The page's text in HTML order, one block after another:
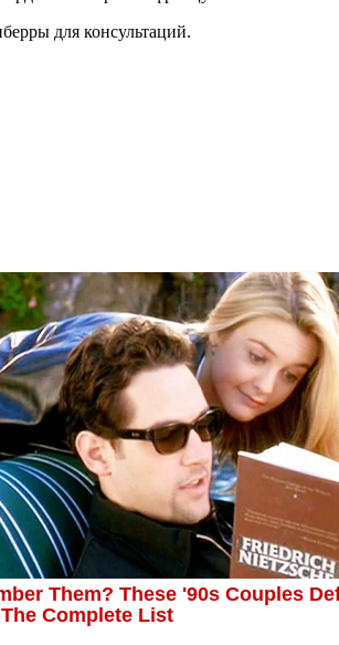
для консультаций.